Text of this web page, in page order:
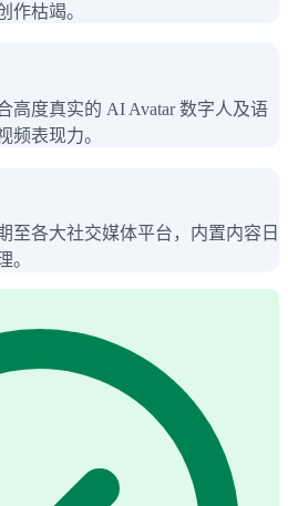
作枯竭。
高度真实的 AI Avatar 数字人及语
频表现力。
至各大社交媒体平台，内置内容日
。